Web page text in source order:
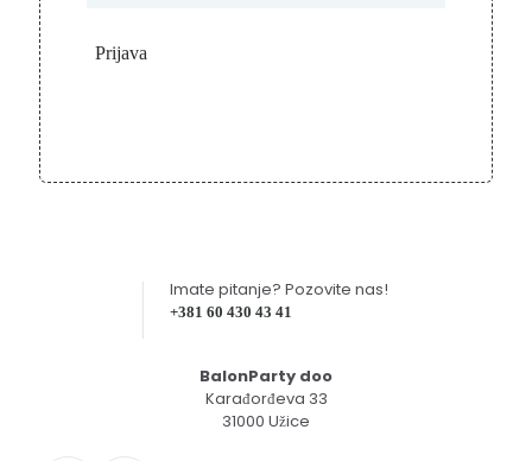
+381 60 430 43 41
Imate pitanje? Pozovite nas!
BalonParty doo
Karađorđeva 33
31000 Užice